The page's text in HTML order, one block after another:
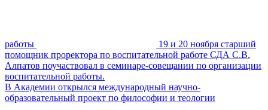
работы
19 и 20 ноября старший
помощник проректора по воспитательной работе СДА С.В.
Алпатов поучаствовал в семинаре-совещании по организации
воспитательной работы.
В Академии открылся международный научно-
образовательный проект по философии и теологии